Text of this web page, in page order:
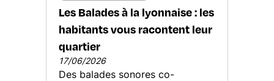
Les Balades à la lyonnaise : les
habitants vous racontent leur
quartier
17/06/2026
Des balades sonores co-